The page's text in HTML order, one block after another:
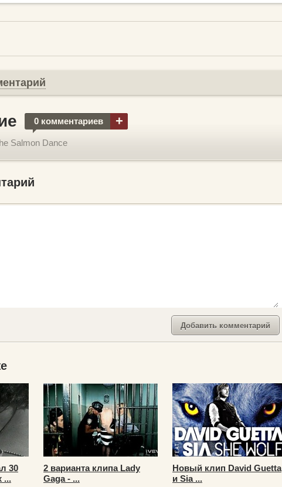
0 комментариев +
Salmon Dance
30
...
2 варианта клипа Lady
Gaga - ...
Новый клип David Guetta
и Sia ...